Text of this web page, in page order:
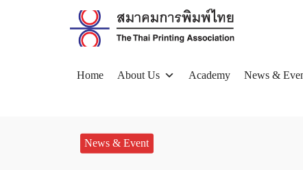
Home About Us Academy News &
News & Event